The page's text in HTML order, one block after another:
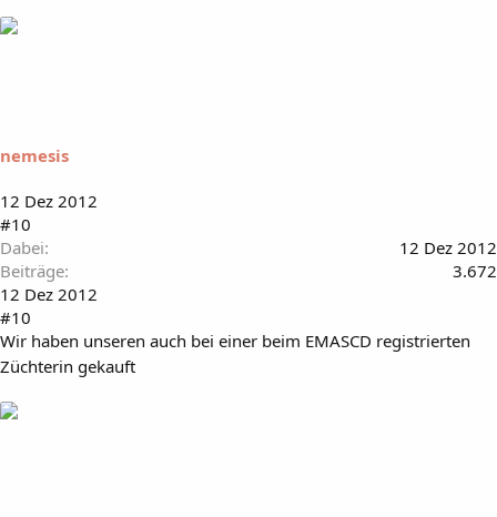
nemesis
12 Dez 2012
#10
Dabei
12 Dez 2012
Beiträge
3.672
12 Dez 2012
#10
Wir haben unseren auch bei einer beim EMASCD registrierten
Züchterin gekauft